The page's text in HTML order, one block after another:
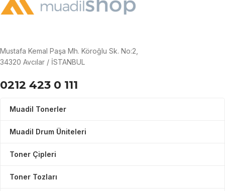
Mustafa Kemal Paşa Mh. Köroğlu Sk. No:2,
34320 Avcılar / İSTANBUL
0212 423 0 111
Muadil Tonerler
Muadil Drum Üniteleri
Toner Çipleri
Toner Tozları